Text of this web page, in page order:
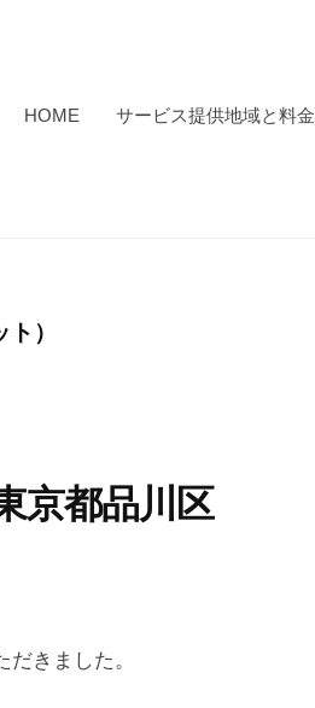
HOME サービス提供地域と料金
）
京都品川区
きました。